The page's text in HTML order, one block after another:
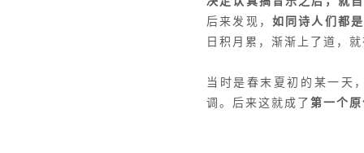
后来发现， 如同诗人们都
日积月累，渐渐上了道，
当时是春末夏初的某一天
调。后来这就成了第一个